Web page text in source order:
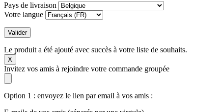
Pays de livraison
Votre langue
Valider
Le produit a été ajouté avec succès à votre liste de souhaits.
X
Invitez vos amis à rejoindre votre commande groupée
Option 1 : envoyez le lien par email à vos amis :